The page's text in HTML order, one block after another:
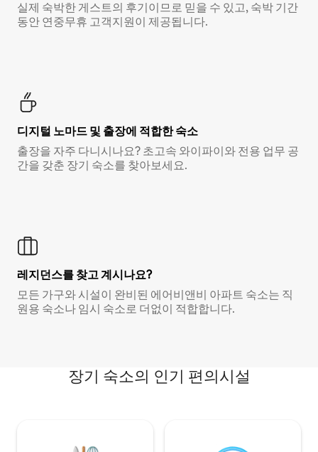
실제 숙박한 게스트의 후기이므로 믿을 수 있고, 숙박 기간
동안 연중무휴 고객지원이 제공됩니다.
디지털 노마드 및 출장에 적합한 숙소
출장을 자주 다니시나요? 초고속 와이파이와 전용 업무 공
간을 갖춘 장기 숙소를 찾아보세요.
레지던스를 찾고 계시나요?
모든 가구와 시설이 완비된 에어비앤비 아파트 숙소는 직
원용 숙소나 임시 숙소로 더없이 적합합니다.
장기 숙소의 인기 편의시설